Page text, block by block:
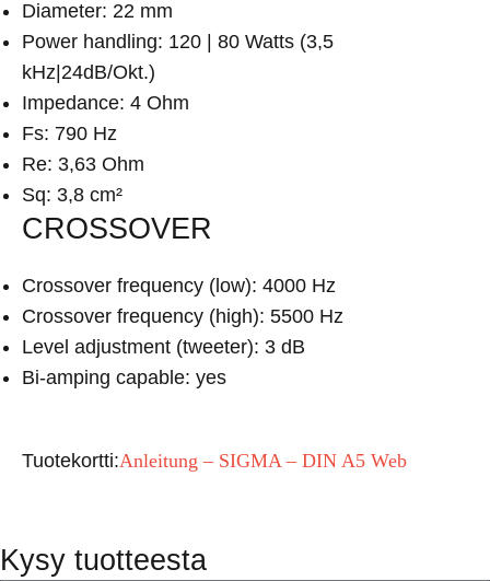
Diameter: 22 mm
Power handling: 120 | 80 Watts (3,5
kHz|24dB/Okt.)
Impedance: 4 Ohm
Fs: 790 Hz
Re: 3,63 Ohm
Sq: 3,8 cm²
CROSSOVER
Crossover frequency (low): 4000 Hz
Crossover frequency (high): 5500 Hz
Level adjustment (tweeter): 3 dB
Bi-amping capable: yes
Tuotekortti:Anleitung – SIGMA – DIN A5 Web
Kysy tuotteesta